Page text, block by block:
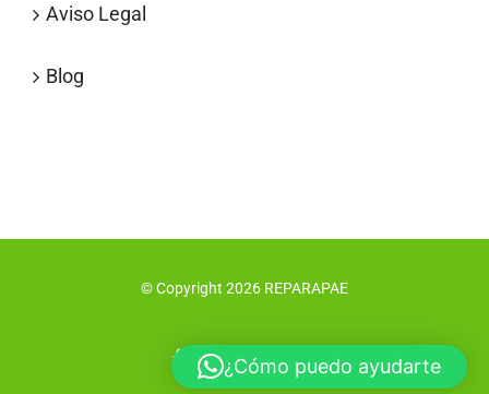
Aviso Legal
Blog
© Copyright 2026 REPARAPAE
Facebook
X Instagram
Pinterest
¿Cómo puedo ayudarte